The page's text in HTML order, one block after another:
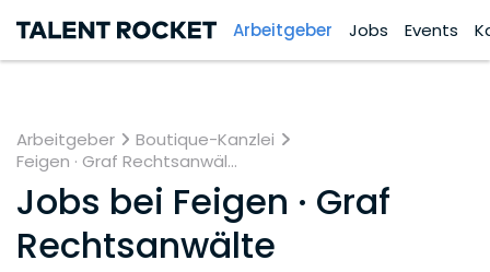
Arbeitgeber Jobs Events
Arbeitgeber
Boutique-Kanzlei
Feigen · Graf Rechtsanwäl...
Jobs bei Feigen · Graf
Rechtsanwälte